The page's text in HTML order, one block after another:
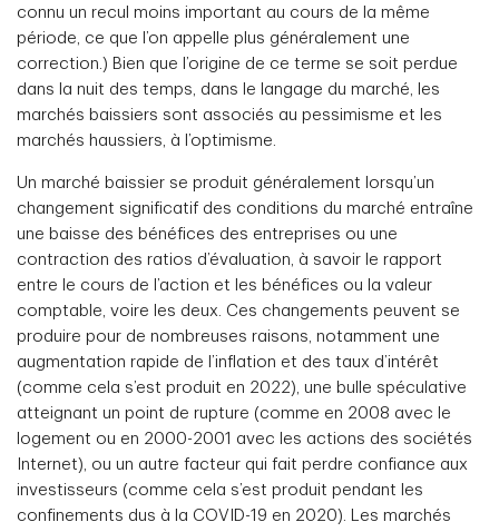
connu un recul moins important au cours de la même
période, ce que l’on appelle plus généralement une
correction.) Bien que l’origine de ce terme se soit perdue
dans la nuit des temps, dans le langage du marché, les
marchés baissiers sont associés au pessimisme et les
marchés haussiers, à l’optimisme.
Un marché baissier se produit généralement lorsqu’un
changement significatif des conditions du marché entraîne
une baisse des bénéfices des entreprises ou une
contraction des ratios d’évaluation, à savoir le rapport
entre le cours de l’action et les bénéfices ou la valeur
comptable, voire les deux. Ces changements peuvent se
produire pour de nombreuses raisons, notamment une
augmentation rapide de l’inflation et des taux d’intérêt
(comme cela s’est produit en 2022), une bulle spéculative
atteignant un point de rupture (comme en 2008 avec le
logement ou en 2000-2001 avec les actions des sociétés
Internet), ou un autre facteur qui fait perdre confiance aux
investisseurs (comme cela s’est produit pendant les
confinements dus à la COVID-19 en 2020). Les marchés